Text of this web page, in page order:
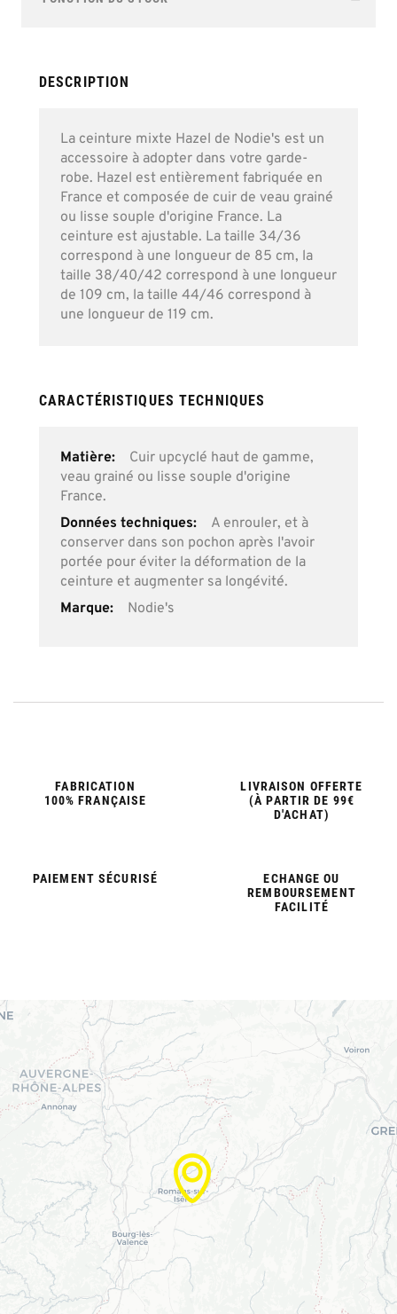
gallery
DESCRIPTION
La ceinture mixte Hazel de Nodie's est un
accessoire à adopter dans votre garde-
robe. Hazel est entièrement fabriquée en
France et composée de cuir de veau grainé
ou lisse souple d'origine France. La
ceinture est ajustable. La taille 34/36
correspond à une longueur de 85 cm, la
taille 38/40/42 correspond à une longueur
de 109 cm, la taille 44/46 correspond à
une longueur de 119 cm.
CARACTÉRISTIQUES TECHNIQUES
Plus
d’information
Cuir upcyclé haut de gamme,
veau grainé ou lisse souple d'origine
France.
A enrouler, et à
conserver dans son pochon après l'avoir
portée pour éviter la déformation de la
ceinture et augmenter sa longévité.
Nodie's
FABRICATION
100% FRANÇAISE
LIVRAISON OFFERTE
(À PARTIR DE 99€
D'ACHAT)
PAIEMENT SÉCURISÉ
ECHANGE OU
REMBOURSEMENT
FACILITÉ